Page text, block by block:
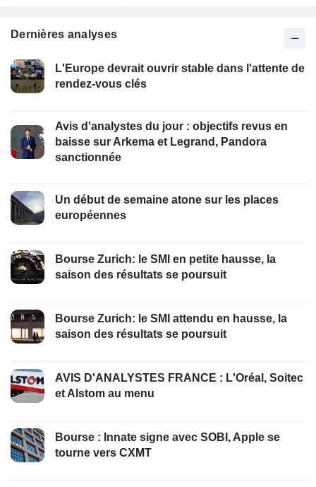
Dernières analyses
L'Europe devrait ouvrir stable dans l'attente de
rendez-vous clés
Avis d'analystes du jour : objectifs revus en
baisse sur Arkema et Legrand, Pandora
sanctionnée
Un début de semaine atone sur les places
européennes
Bourse Zurich: le SMI en petite hausse, la
saison des résultats se poursuit
Bourse Zurich: le SMI attendu en hausse, la
saison des résultats se poursuit
AVIS D'ANALYSTES FRANCE : L'Oréal, Soitec
et Alstom au menu
Bourse : Innate signe avec SOBI, Apple se
tourne vers CXMT